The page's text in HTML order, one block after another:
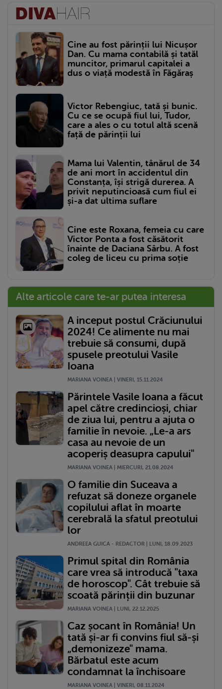
Cine au fost părinții lui Nicușor
Dan. Cu mama contabilă și tatăl
muncitor, primarul capitalei a
dus o viață modestă în Făgăraș
Victor Rebengiuc, tată și bunic.
Cu ce se ocupă fiul lui, Tudor,
care a ales o cu totul altă scenă
față de părinții lui
Mama lui Valentin, tânărul de 34
de ani mort în accidentul din
Constanța, își strigă durerea. A
privit neputincioasă cum fiul ei
și-a dat ultima suflare
Cine este Roxana, femeia cu care
Victor Ponta a fost căsătorit
înainte de Daciana Sârbu. A fost
coleg de liceu cu prima soție
Alte articole care te-ar putea interesa
A inceput postul Crăciunului
2024! Ce alimente nu mai
trebuie să consumi, după
spusele preotului Vasile
Ioana
MARIANA VOINEA | VINERI, 15.11.2024
Părintele Vasile Ioana a făcut
apel către credincioși, chiar
de ziua lui, pentru a ajuta o
familie în nevoie. „Le-a ars
casa au nevoie de un
acoperiș deasupra capului"
MARIANA VOINEA | MIERCURI, 21.08.2024
O familie din Suceava a
refuzat să doneze organele
copilului aflat în moarte
cerebrală la sfatul preotului
lor
ANDREEA GUICA - REDACTOR | LUNI, 18.09.2023
Primul spital din România
care vrea să introducă "taxa
de horoscop". Cât trebuie să
scoată părinții din buzunar
MARIANA VOINEA | LUNI, 22.12.2025
Caz șocant în România! Un
tată și-ar fi convins fiul să-și
„demonizeze" mama.
Bărbatul este acum
condamnat la închisoare
MARIANA VOINEA | VINERI, 08.11.2024